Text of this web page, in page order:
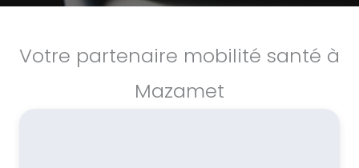
Votre partenaire mobilité santé à
Mazamet